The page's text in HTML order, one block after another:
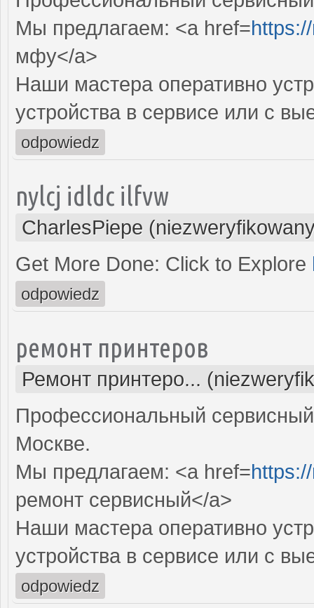
Мы предлагаем: <a href=
мфу</a>
Наши мастера оперативно
устройства в сервисе или с
odpowiedz
nylcj idldc ilfvw
CharlesPiepe
Get More Done: Click to Explore
odpowiedz
ремонт принтеров
Ремонт принтеро...
Профессиональный
Москве.
Мы предлагаем: <a href=
ремонт сервисный</a>
Наши мастера оперативно
устройства в сервисе или с
odpowiedz